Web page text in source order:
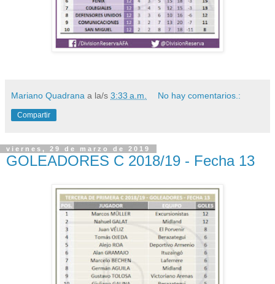
Mariano Quadrana a la/s 3:33 a.m. No hay comentarios.:
Compartir
viernes, 29 de marzo de 2019
GOLEADORES C 2018/19 - Fecha 13